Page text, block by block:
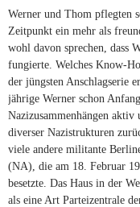
Werner und Thom pflegten
Zeitpunkt ein mehr als
wohl davon sprechen, dass
fungierte. Welches Know-
der jüngsten Anschlagserie
jährige Werner schon
Nazizusammenhängen
diverser Nazistrukturen
viele andere militante
(NA), die am 18. Februar
besetzte. Das Haus in der
als eine Art Parteizentrale